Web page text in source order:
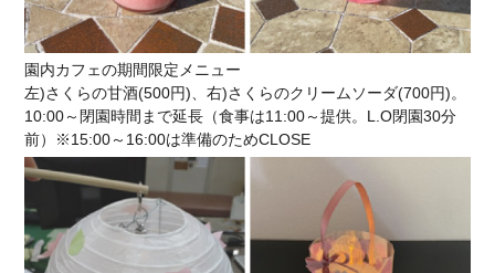
園内カフェの期間限定メニュー
左)さくらの甘酒(500円)、右)さくらのクリームソーダ(700円)。
10:00～閉園時間まで延長（食事は11:00～提供。L.O閉園30分
前）※15:00～16:00は準備のためCLOSE